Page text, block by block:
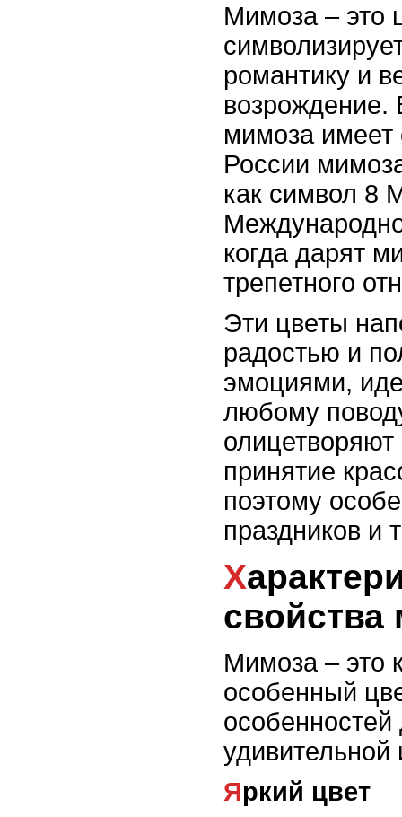
Мимоза – это
романтику и
возрождение.
мимоза имеет
России
как символ 8
когда дарят
трепетного
Эти цветы
радостью и
эмоциями,
любому
принятие
поэтому
праздников и
Характеристики и
Мимоза – это
особенный
Яркий цвет